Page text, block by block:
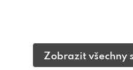
Zobrazit všechny